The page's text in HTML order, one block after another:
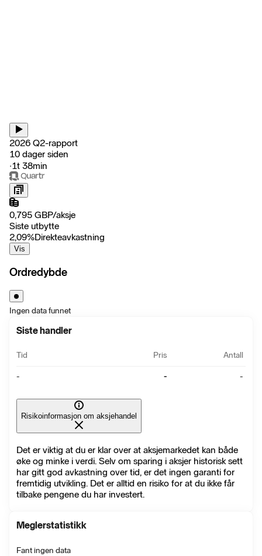
2026 Q2-rapport
10 dager siden
‧1t 38min
0,795 GBP/aksje
Siste utbytte
2,09%Direkteavkastning
Vis
Ordredybde
Ingen data funnet
Siste handler
Tid Pris Antall
- - -
Risikoinformasjon om aksjehandel
Det er viktig at du er klar over at aksjemarkedet kan både
øke og minke i verdi. Selv om sparing i aksjer historisk sett
har gitt god avkastning over tid, er det ingen garanti for
fremtidig utvikling. Det er alltid en risiko for at du ikke får
tilbake pengene du har investert.
Meglerstatistikk
Fant ingen data